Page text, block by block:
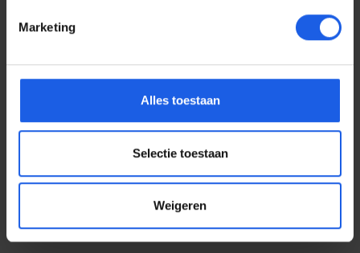
Marketing
Alles toestaan
Selectie toestaan
Weigeren
Voor elke telefoon een
oortje